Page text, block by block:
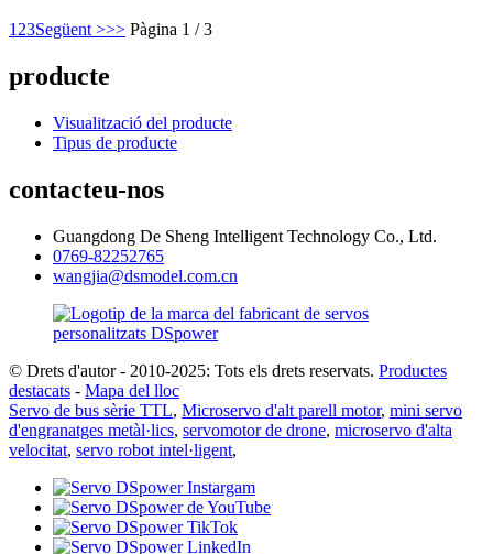
1 23Següent >>> Pàgina 1 / 3
producte
Visualització del producte
Tipus de producte
contacteu-nos
Guangdong De Sheng Intelligent Technology Co., Ltd.
0769-82252765
wangjia@dsmodel.com.cn
© Drets d'autor - 2010-2025: Tots els drets reservats. Productes
destacats - Mapa del lloc
Servo de bus sèrie TTL, Microservo d'alt parell motor, mini servo
d'engranatges metàl·lics, servomotor de drone, microservo d'alta
velocitat, servo robot intel·ligent,